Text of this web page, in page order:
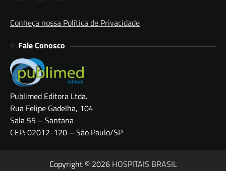
Conheça nossa Política de Privacidade
Fale Conosco
Publimed Editora Ltda.
Rua Felipe Gadelha, 104
Sala 55 – Santana
CEP: 02012-120 – São Paulo/SP
Copyright © 2026 HOSPITAIS BRASIL